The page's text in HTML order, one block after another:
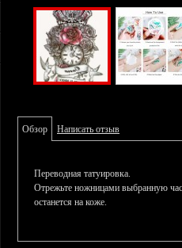
Обзор Написать отзыв
Переводная татуировка.
Отрежьте ножницами выбранную
останется на коже.